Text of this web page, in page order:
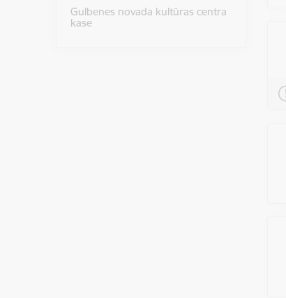
Gulbenes novada kultūras centra
kase